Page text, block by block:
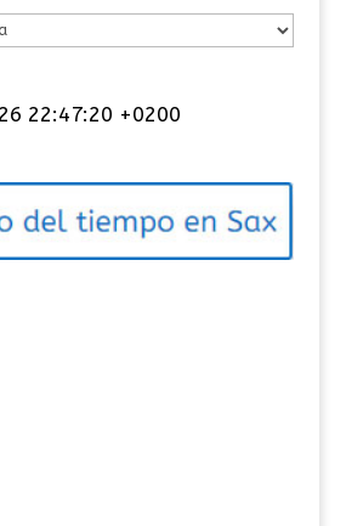
22:47:21 +0200